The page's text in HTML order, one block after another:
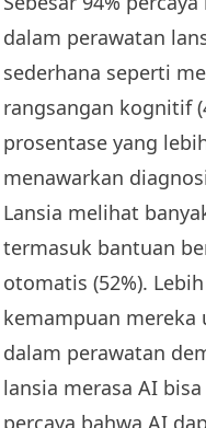
dalam perawatan
sederhana seperti
rangsangan kognitif
prosentase yang
menawarkan
Lansia melihat
termasuk bantuan
otomatis (52%).
kemampuan
dalam perawatan
lansia merasa AI
percaya bahwa AI